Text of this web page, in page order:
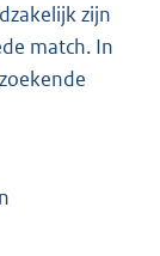
zijn
match. In